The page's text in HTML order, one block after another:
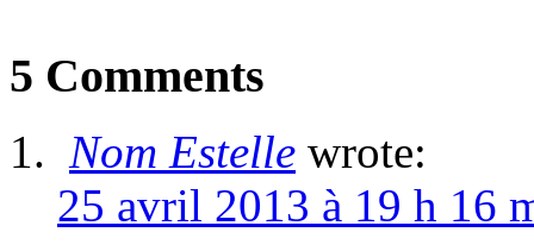
5 Comments
Nom Estelle wrote:
25 avril 2013 à 19 h 16